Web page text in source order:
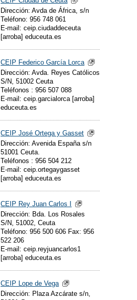
Dirección: Avda de África, s/n
Teléfono: 956 748 061
E-mail: ceip.ciudaddeceuta
[arroba] educeuta.es
CEIP Federico García Lorca
Dirección: Avda. Reyes Católicos
S/N, 51002 Ceuta
Teléfonos : 956 507 088
E-mail: ceip.garcialorca [arroba]
educeuta.es
CEIP José Ortega y Gasset
Dirección: Avenida España s/n
51001 Ceuta.
Teléfonos : 956 504 212
E-mail: ceip.ortegaygasset
[arroba] educeuta.es
CEIP Rey Juan Carlos I
Dirección: Bda. Los Rosales
S/N, 51002, Ceuta
Teléfono: 956 500 606 Fax: 956
522 206
E-mail: ceip.reyjuancarlos1
[arroba] educeuta.es
CEIP Lope de Vega
Dirección: Plaza Azcárate s/n,